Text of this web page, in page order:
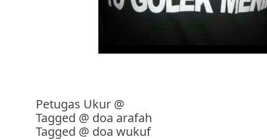
Petugas Ukur @
Tagged @ doa arafah
Tagged @ doa wukuf